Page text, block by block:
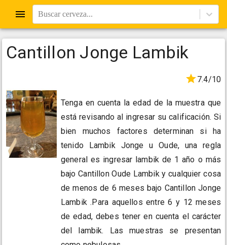
Buscar cerveza...
Cantillon Jonge Lambik
7.4/10
Tenga en cuenta la edad de la muestra que
está revisando al ingresar su calificación. Si
bien muchos factores determinan si ha
tenido Lambik Jonge u Oude, una regla
general es ingresar lambik de 1 año o más
bajo Cantillon Oude Lambik y cualquier cosa
de menos de 6 meses bajo Cantillon Jonge
Lambik .Para aquellos entre 6 y 12 meses
de edad, debes tener en cuenta el carácter
del lambik. Las muestras se presentan